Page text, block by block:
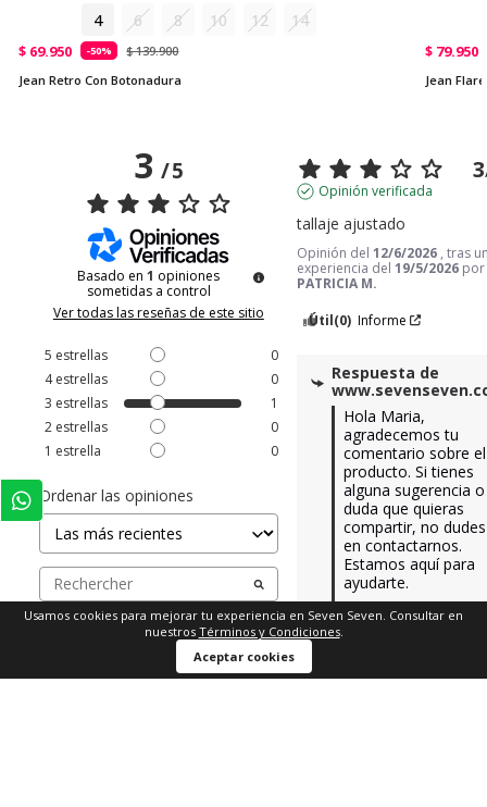
4 6 8 10 12 14
$ 69.950 -50%
$ 139.900
Jean Retro Con Botonadura
$ 79.950
Jean
3/5
Basado en1 opiniones
sometidas a control
Ver todas las reseñas de este sitio
5 estrellas
0
4estrellas
0
3 estrellas
1
2 estrellas
0
1 estrella 0
Ordenar las opiniones
3
Opinión verificada
tallaje ajustado
Opinión del12/6/2026 , tras
experiencia del19/5/2026
PATRICIA M.
Útil(0) Informe
Respuesta de
Hola Maria,
agradecemos tu
comentario sobre el
producto. Si tienes
alguna sugerencia o
duda que quieras
compartir, no dudes
en contactarnos.
Estamos aquí para
ayudarte.
Equipo servicio al
Usamos cookies para mejorar tu experiencia en Seven Seven. Consultar en
nuestros Términos y Condiciones.
Aceptar cookies